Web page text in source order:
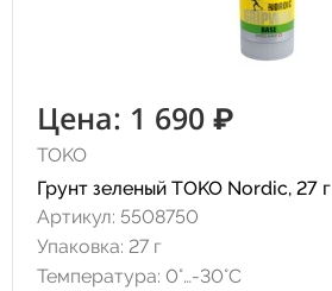
Цена: 1 690 ₽
TOKO
Грунт зеленый TOKO Nordic, 27 г
Артикул: 5508750
Упаковка: 27 г
Температура: 0°…-30°C